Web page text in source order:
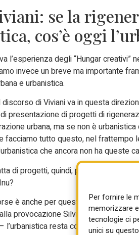
Per fornire le
memorizzare
tecnologie ci
unici su
se la
cos’è oggi
l’esperienza degli “Hungar
invece un breve ma importante
e urbanistica.
discorso di Viviani va in questa
presentazione di progetti di
urbana, ma se non è
facciamo tutto questo, nel frattempo
che ancora non ha queste
di progetti, quindi, più che di piani.
è anche per questo che non sono
provocazione Silvia Viviani, che
l’urbanistica resta comunque